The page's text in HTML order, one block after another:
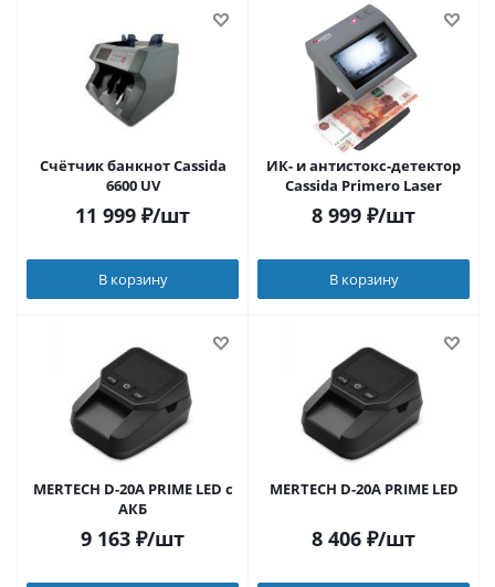
Счётчик банкнот Cassida
6600 UV
11 999 ₽/шт
В корзину
ИК- и антистокс-детектор
Cassida Primero Laser
8 999 ₽/шт
В корзину
MERTECH D-20A PRIME LED с
АКБ
9 163 ₽/шт
MERTECH D-20A PRIME LED
8 406 ₽/шт